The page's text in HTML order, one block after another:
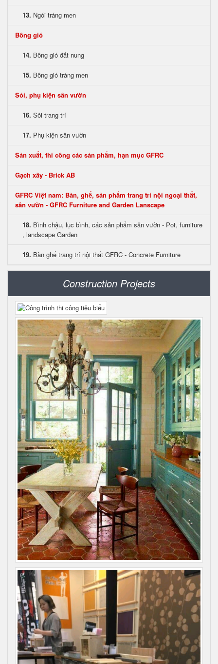
13. Ngói tráng men
Bông gió
14. Bông gió đất nung
15. Bông gió tráng men
Sỏi, phụ kiện sân vườn
16. Sỏi trang trí
17. Phụ kiện sân vườn
Sản xuất, thi công các sản phẩm, hạn mục GFRC
Gạch xây - Brick AB
GFRC Việt nam: Bàn, ghế, sản phẩm trang trí nội ngoại thất,
sân vườn - GFRC Furniture and Garden Lanscape
18. Bình chậu, lục bình, các sản phẩm sân vườn - Pot, furniture
, landscape Garden
19. Bàn ghế trang trí nội thất GFRC - Concrete Furniture
Construction Projects